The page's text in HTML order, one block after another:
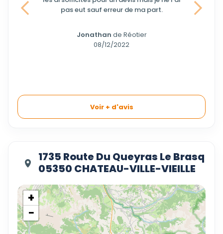
pas eut sauf erreur de ma part.
Jonathande Réotier
08/12/2022
Précedent Suivant
Voir + d'avis
1735 Route Du Queyras Le Brasq
05350 CHATEAU-VILLE-VIEILLE
+
−